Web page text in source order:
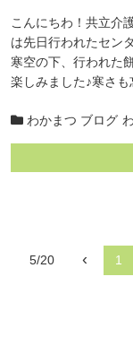
こんにちわ！共立介
は先日行われたセン
寒空の下、行われた
楽しみました♪寒さ
わかまつ ブログ
5/20 ‹ 1